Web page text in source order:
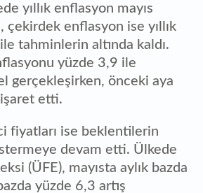
yıllık enflasyon mayıs
çekirdek enflasyon ise yıllık
tahminlerin altında kaldı.
yüzde 3,9 ile
gerçekleşirken, önceki aya
işaret etti.
fiyatları ise beklentilerin
devam etti. Ülkede
(ÜFE), mayısta aylık bazda
yüzde 6,3 artış